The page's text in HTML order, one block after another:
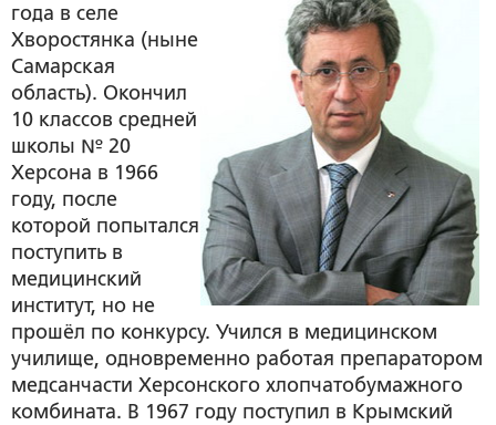
года в селе
Хворостянка (ныне
Самарская
область). Окончил
10 классов средней
школы № 20
Херсона в 1966
году, после
которой попытался
поступить в
медицинский
институт, но не
прошёл по конкурсу. Учился в медицинском
училище, одновременно работая препаратором
медсанчасти Херсонского хлопчатобумажного
комбината. В 1967 году поступил в Крымский